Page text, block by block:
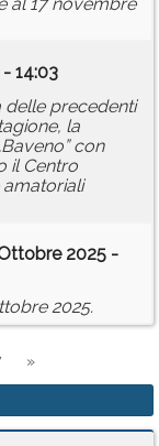
al 17 novembre
14:03
delle precedenti
la
con
il Centro
2025 -
2025.
»